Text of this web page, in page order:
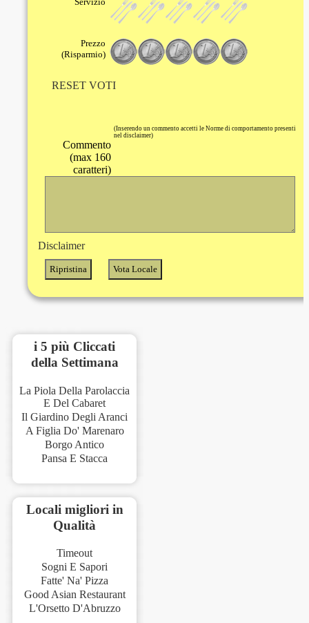
Prezzo
(Risparmio)
RESET VOTI
(Inserendo un commento accetti le Norme di comportamento presenti
nel disclaimer)
Commento
(max 160
caratteri)
Disclaimer
i 5 più Cliccati
della Settimana
La Piola Della Parolaccia
E Del Cabaret
Il Giardino Degli Aranci
A Figlia Do' Marenaro
Borgo Antico
Pansa E Stacca
Locali migliori in
Qualità
Timeout
Sogni E Sapori
Fatte' Na' Pizza
Good Asian Restaurant
L'Orsetto D'Abruzzo